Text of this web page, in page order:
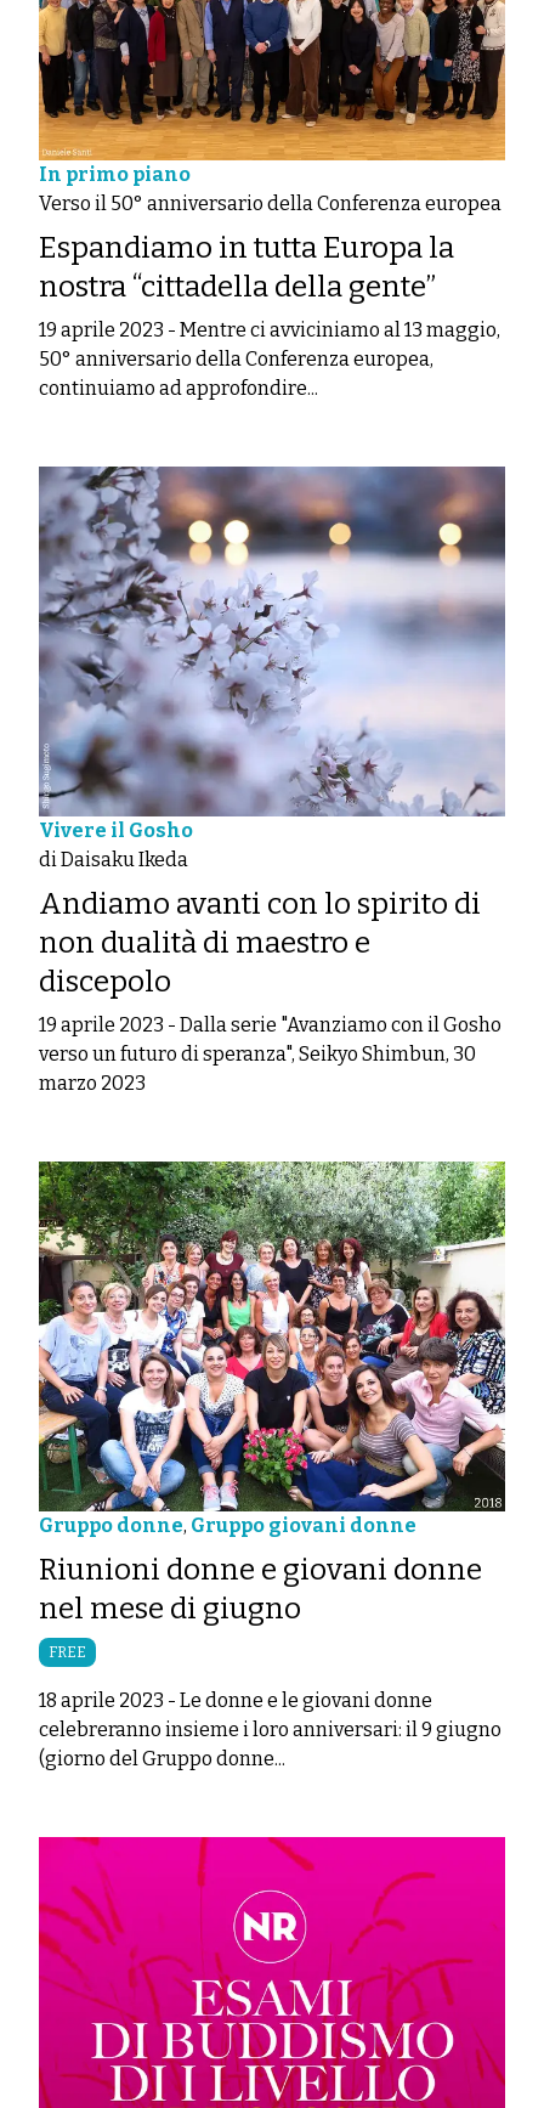
In primo piano
Verso il 50° anniversario della Conferenza europea
Espandiamo in tutta Europa la
nostra “cittadella della gente”
19 aprile 2023 - Mentre ci avviciniamo al 13 maggio,
50° anniversario della Conferenza europea,
continuiamo ad approfondire...
Vivere il Gosho
di Daisaku Ikeda
Andiamo avanti con lo spirito di
non dualità di maestro e
discepolo
19 aprile 2023 - Dalla serie "Avanziamo con il Gosho
verso un futuro di speranza", Seikyo Shimbun, 30
marzo 2023
Gruppo donne, Gruppo giovani donne
Riunioni donne e giovani donne
nel mese di giugno
FREE
18 aprile 2023 - Le donne e le giovani donne
celebreranno insieme i loro anniversari: il 9 giugno
(giorno del Gruppo donne...